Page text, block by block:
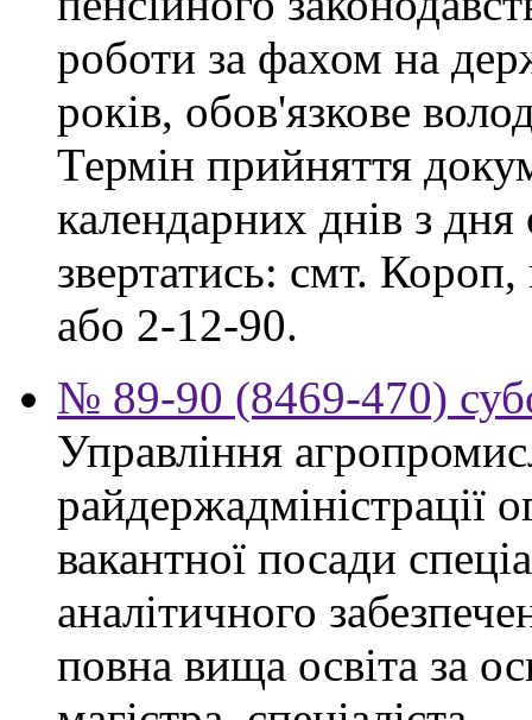
роботи за фахом на
років, обов'язкове
Термін прийняття
календарних днів з
звертатись: смт.
або 2-12-90.
№ 89-90 (8469-470)
Управління
райдержадміністрації
вакантної посади
аналітичного
повна вища освіта за